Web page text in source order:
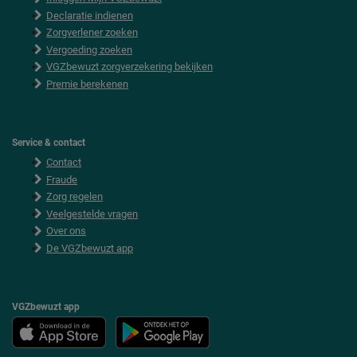
Declaratie indienen
Zorgverlener zoeken
Vergoeding zoeken
VGZbewuzt zorgverzekering bekijken
Premie berekenen
Service & contact
Contact
Fraude
Zorg regelen
Veelgestelde vragen
Over ons
De VGZbewuzt app
VGZbewuzt app